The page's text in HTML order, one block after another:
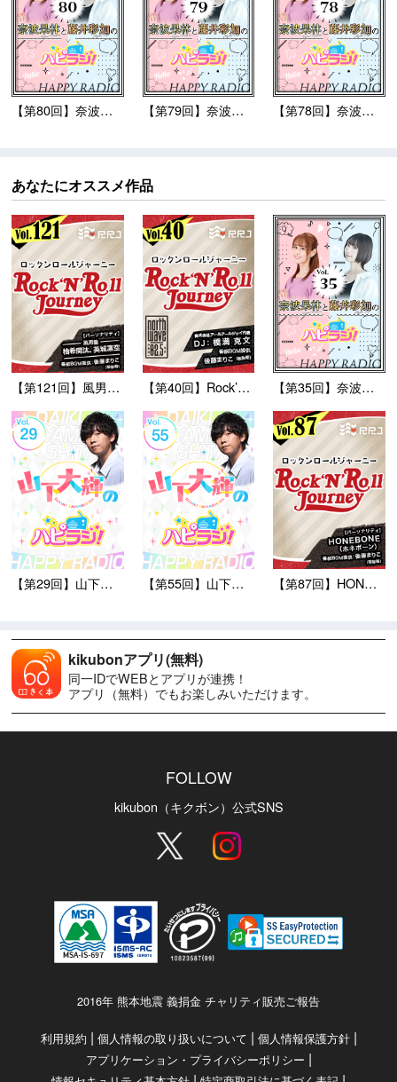
【第80回】奈波果林と... 【第79回】奈波果林と... 【第78回】奈波果林と...
あなたにオススメ作品
【第121回】風男塾のRoc... 【第40回】Rock’N’R... 【第35回】奈波果林と藤井彩...
【第29回】山下大輝のハピラ... 【第55回】山下大輝のハピラ... 【第87回】HONEBONE...
kikubonアプリ(無料)
同一IDでWEBとアプリが連携！
アプリ（無料）でもお楽しみいただけます。
FOLLOW
kikubon（キクボン）公式SNS
2016年 熊本地震 義捐金 チャリティ販売ご報告
利用規約 | 個人情報の取り扱いについて | 個人情報保護方針|
アプリケーション・プライバシーポリシー |